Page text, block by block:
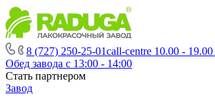
8 (727) 250-25-01call-centre 10.00 -
Обед завода с 13:00 - 14:00
Стать партнером
Завод